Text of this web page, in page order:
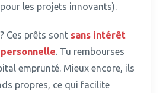
les projets innovants).
Ces prêts sont sans intérêt
. Tu rembourses
emprunté. Mieux encore, ils
propres, ce qui facilite